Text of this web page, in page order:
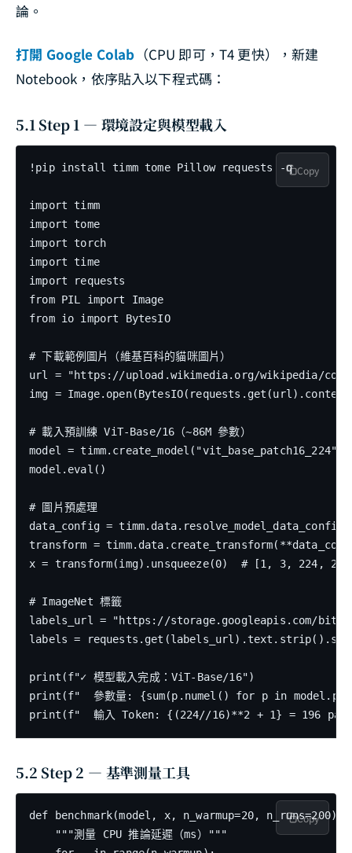
論。
打開 Google Colab （CPU 即可，T4 更快），新建
Notebook，依序貼入以下程式碼：
5.1 Step 1 — 環境設定與模型載入
!pip install timm tome Pillow requests -q
import timm
import tome
import torch
import time
import requests
from PIL import Image
from io import BytesIO
# 下載範例圖片（維基百科的貓咪圖片）
url = "https://upload.wikimedia.org/wikipedia/
img =
# 載入預訓練 ViT-Base/16（~86M 參數）
model =
model.eval()
# 圖片預處理
data_config =
transform =
x = transform(img).unsqueeze(0)  # [1, 3, 224,
# ImageNet 標籤
labels_url = "https://storage.googleapis.com/
labels =
print(f"✓ 模型載入完成：ViT-Base/16")
print(f"  參數量: {sum(p.numel() for p in
Copy
5.2 Step 2 — 基準測量工具
def benchmark(model, x, n_warmup=20, n_runs=200):
    """測量 CPU 推論延遲（ms）"""
Copy